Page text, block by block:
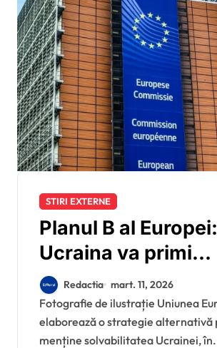
STIRI EXTERNE
Planul B al Europei:
Ucraina va primi
finanțare în ciuda
opoziției Ungariei
Slovaciei
Redactia mart. 11, 2026
Fotografie de ilustrație Uniunea Europeană
elaborează o strategie alternativă
menține solvabilitatea Ucrainei,